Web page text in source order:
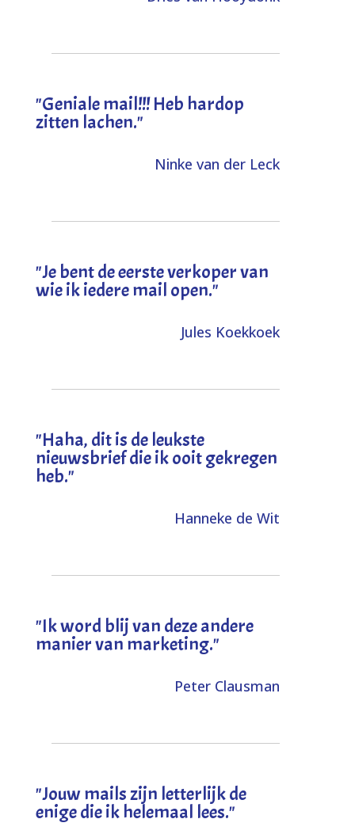
"Geniale mail!!! Heb hardop
zitten lachen."
Ninke van der Leck
"Je bent de eerste verkoper van
wie ik iedere mail open."
Jules Koekkoek
"Haha, dit is de leukste
nieuwsbrief die ik ooit gekregen
heb."
Hanneke de Wit
"Ik word blij van deze andere
manier van marketing."
Peter Clausman
"Jouw mails zijn letterlijk de
enige die ik helemaal lees."